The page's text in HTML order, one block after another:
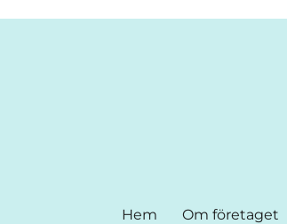
Hem Om företaget